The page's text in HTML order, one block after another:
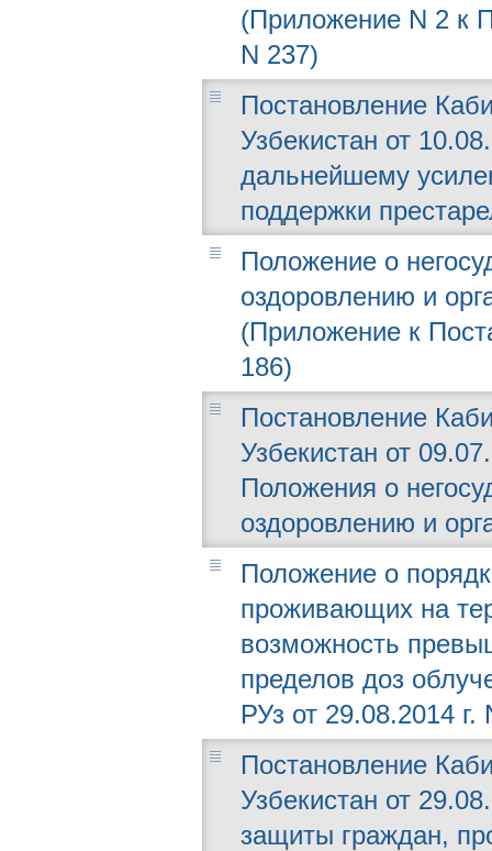
(Приложение N 2 к
N 237)
Постановление
Узбекистан от
дальнейшему
поддержки
Положение о
оздоровлению и
(Приложение к
186)
Постановление
Узбекистан от
Положения о
оздоровлению и
Положение о
проживающих на
возможность
пределов доз
РУз от 29.08.2014 г.
Постановление
Узбекистан от
защиты граждан,